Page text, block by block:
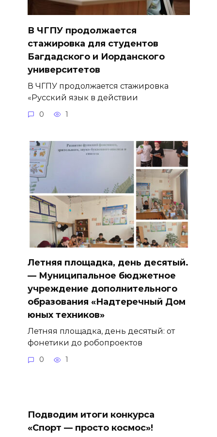
В ЧГПУ продолжается
стажировка для студентов
Багдадского и Иорданского
университетов
В ЧГПУ продолжается стажировка
«Русский язык в действии
0 1
Летняя площадка, день десятый.
— Муниципальное бюджетное
учреждение дополнительного
образования «Надтеречный Дом
юных техников»
Летняя площадка, день десятый: от
фонетики до робопроектов
0 1
Подводим итоги конкурса
«Спорт — просто космос»!